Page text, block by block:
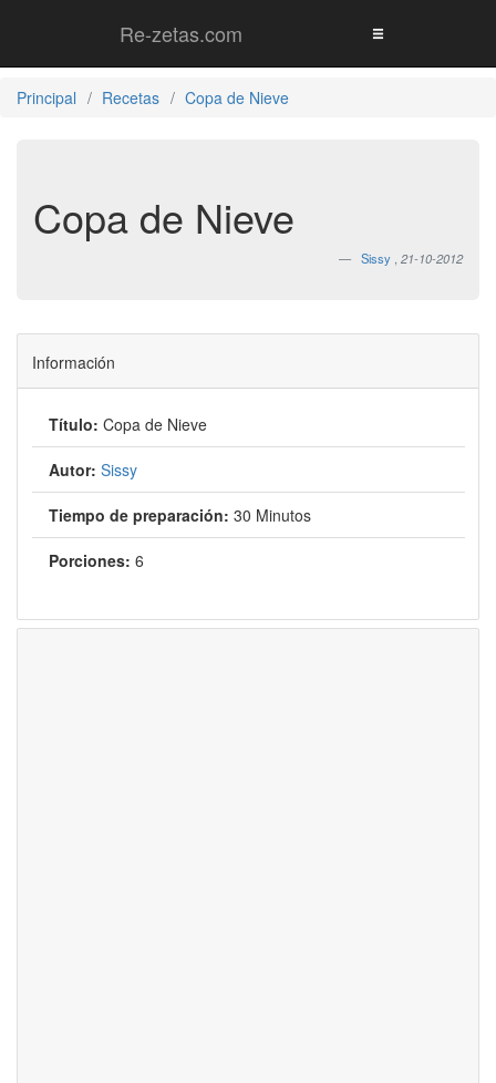
Re-zetas.com
Principal Recetas Copa de Nieve
Copa de Nieve
Sissy 21-10-2012
Información
Título: Copa de Nieve
Autor: Sissy
Tiempo de preparación: 30 Minutos
Porciones: 6